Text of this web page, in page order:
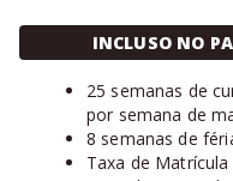
INCLUSO NO
25 semanas de
por semana de
8 semanas de
Taxa de Matrícula